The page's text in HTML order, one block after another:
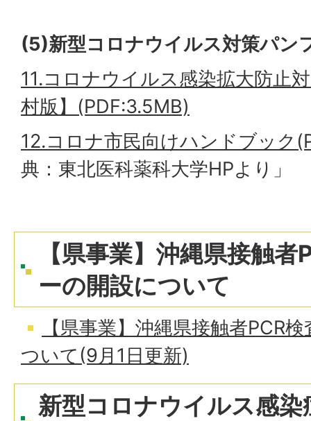
(5)新型コロナウイルス対策パン
11.コロナウイルス感染拡大防止
村版】(PDF:3.5MB)
12.コロナ市民向けハンドブック
典：東北医科薬科大学HPより」
【県事業】沖縄県接触
ーの開設について
【県事業】沖縄県接触者PCR
ついて(9月1日更新)
新型コロナウイルス感染